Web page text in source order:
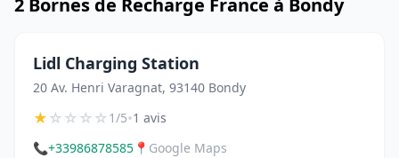
2 Bornes de Recharge France à Bondy
Lidl Charging Station
20 Av. Henri Varagnat, 93140 Bondy
★☆☆☆☆1/5•1 avis
📞+33986878585 📍 Google Maps